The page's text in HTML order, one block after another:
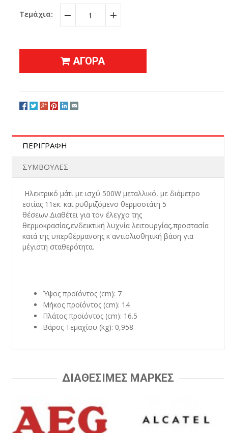
Τεμάχια:
− +
ΑΓΟΡΑ
ΠΕΡΙΓΡΑΦΗ
ΣΥΜΒΟΥΛΕΣ
Ηλεκτρικό μάτι με ισχύ 500W μεταλλικό, με διάμετρο
εστίας 11εκ. και ρυθμιζόμενο θερμοστάτη 5
θέσεων.Διαθέτει για τον έλεγχο της
θερμοκρασίας,ενδεικτική λυχνία λειτουργίας,προστασία
κατά της υπερθέρμανσης κ αντιολισθητική βάση για
μέγιστη σταθερότητα.
Ύψος προϊόντος (cm): 7
Μήκος προϊόντος (cm): 14
Πλάτος προϊόντος (cm): 16.5
Βάρος Τεμαχίου (kg): 0,958
ΔΙΑΘΕΣΙΜΕΣ ΜΑΡΚΕΣ